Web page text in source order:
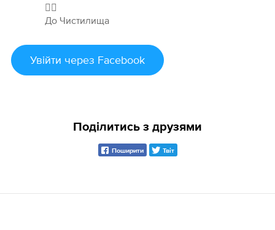
🤦‍♂️
До Чистилища
Увійти через Facebook
Поділитись з друзями
Поширити Твіт